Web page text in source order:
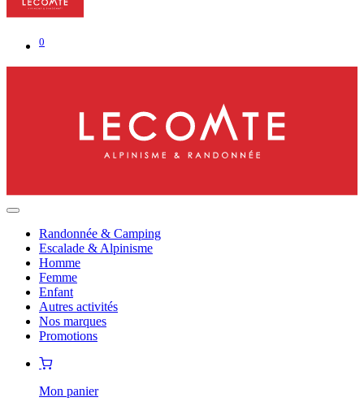
0
Randonnée & Camping
Escalade & Alpinisme
Homme
Femme
Enfant
Autres activités
Nos marques
Promotions
Mon panier